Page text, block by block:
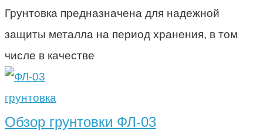
Грунтовка предназначена для надежной
защиты металла на период хранения, в том
числе в качестве
грунтовка
Обзор грунтовки ФЛ-03